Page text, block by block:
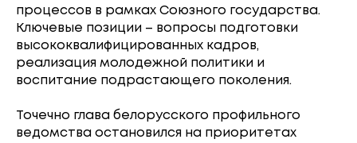
процессов в рамках Союзного государства.
Ключевые позиции – вопросы подготовки
высококвалифицированных кадров,
реализация молодежной политики и
воспитание подрастающего поколения.
Точечно глава белорусского профильного
ведомства остановился на приоритетах